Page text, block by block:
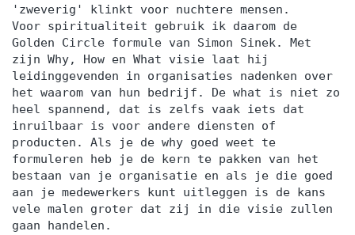
'zweverig' klinkt voor nuchtere mensen.
Voor spiritualiteit gebruik ik daarom de
Golden Circle formule van Simon Sinek. Met
zijn Why, How en What visie laat hij
leidinggevenden in organisaties nadenken over
het waarom van hun bedrijf. De what is niet zo
heel spannend, dat is zelfs vaak iets dat
inruilbaar is voor andere diensten of
producten. Als je de why goed weet te
formuleren heb je de kern te pakken van het
bestaan van je organisatie en als je die goed
aan je medewerkers kunt uitleggen is de kans
vele malen groter dat zij in die visie zullen
gaan handelen.